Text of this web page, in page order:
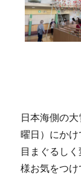
日本海側の
曜日）にか
目まぐるし
様お気をつけ